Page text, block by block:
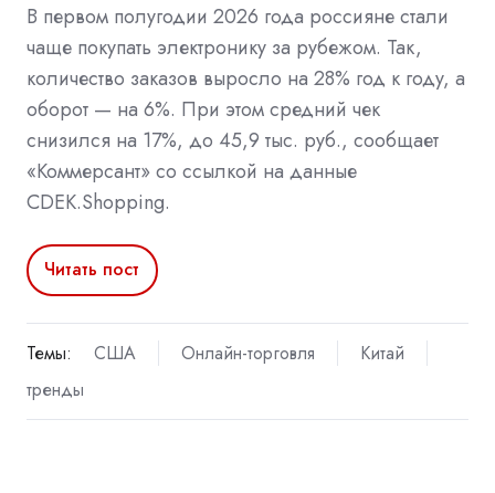
В первом полугодии 2026 года россияне стали
чаще покупать электронику за рубежом. Так,
количество заказов выросло на 28% год к году, а
оборот — на 6%. При этом средний чек
снизился на 17%, до 45,9 тыс. руб., сообщает
«Коммерсант» со ссылкой на данные
CDEK.Shopping.
Читать пост
Темы: США Онлайн-торговля
Китай
тренды